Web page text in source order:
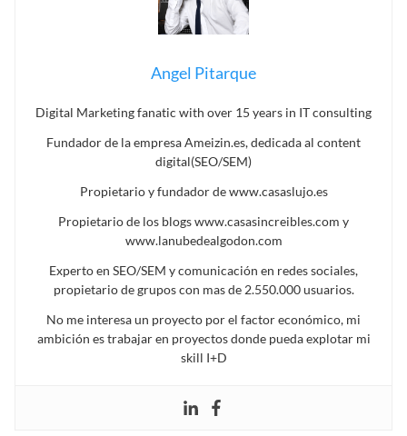
Angel Pitarque
Digital Marketing fanatic with over 15 years in IT consulting
Fundador de la empresa Ameizin.es, dedicada al content
digital(SEO/SEM)
Propietario y fundador de www.casaslujo.es
Propietario de los blogs www.casasincreibles.com y
www.lanubedealgodon.com
Experto en SEO/SEM y comunicación en redes sociales,
propietario de grupos con mas de 2.550.000 usuarios.
No me interesa un proyecto por el factor económico, mi
ambición es trabajar en proyectos donde pueda explotar mi
skill I+D